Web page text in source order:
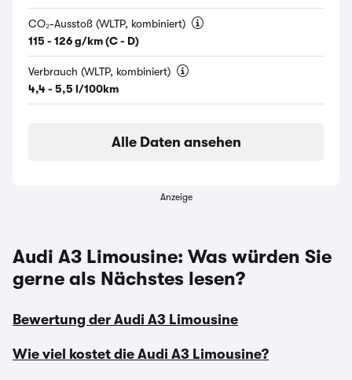
CO₂-Ausstoß (WLTP, kombiniert)
115 - 126 g/km (C - D)
Verbrauch (WLTP, kombiniert)
4,4 - 5,5 l/100km
Alle Daten ansehen
Anzeige
Audi A3 Limousine: Was würden Sie
gerne als Nächstes lesen?
Bewertung der Audi A3 Limousine
Wie viel kostet die Audi A3 Limousine?